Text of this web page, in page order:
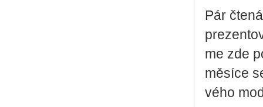
Pár
me zde
mě­sí­ce
vé­ho